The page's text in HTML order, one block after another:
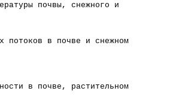
почвы, снежного и
потоков в почве и снежном
в почве, растительном